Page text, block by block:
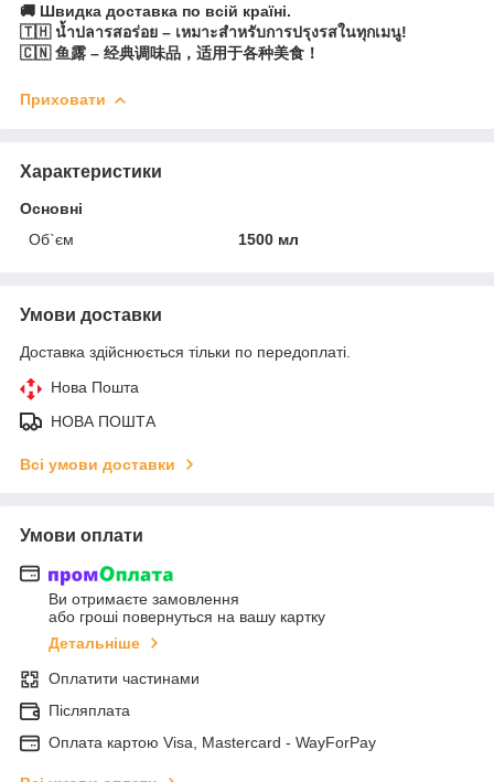
🚚 Швидка доставка по всій країні.
🇹🇭 น้ำปลารสอร่อย – เหมาะสำหรับการปรุงรสในทุกเมนู!
🇨🇳 鱼露 – 经典调味品，适用于各种美食！
Приховати
Характеристики
Основні
Об`єм
1500 мл
Умови доставки
Доставка здійснюється тільки по передоплаті.
Нова Пошта
НОВА ПОШТА
Всі умови доставки
Умови оплати
Ви отримаєте замовлення
або гроші повернуться на вашу картку
Детальніше
Оплатити частинами
Післяплата
Оплата картою Visa, Mastercard - WayForPay